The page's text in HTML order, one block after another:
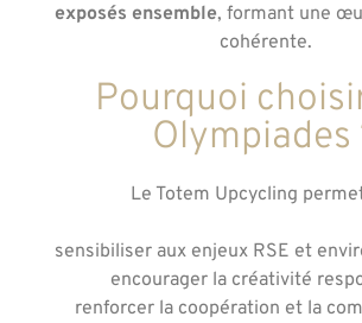
exposés ensemble, formant une
cohérente.
Pourquoi
Olympiades
Le Totem Upcycling
sensibiliser aux enjeux RSE et
encourager la créativité
renforcer la coopération et la